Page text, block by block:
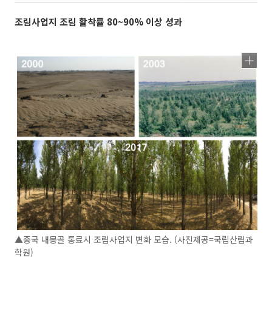
조림사업지 조림 활착률 80~90% 이상 성과
▲중국 내몽골 통료시 조림사업지 변화 모습. (사진제공=국립산림과
학원)